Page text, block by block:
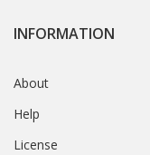
INFORMATION
About
Help
License